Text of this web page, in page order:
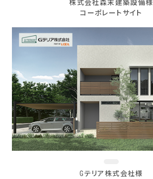
株式会社森末建築設備様
コーポレートサイト
Gテリア株式会社様